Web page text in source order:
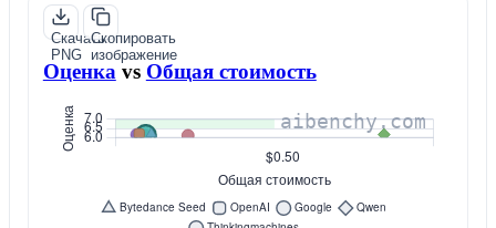
Скачать
PNG
Скопировать
изображение
Оценка vs Общая стоимость